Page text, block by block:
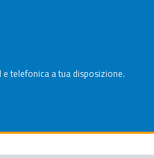
telefonica a tua disposizione.